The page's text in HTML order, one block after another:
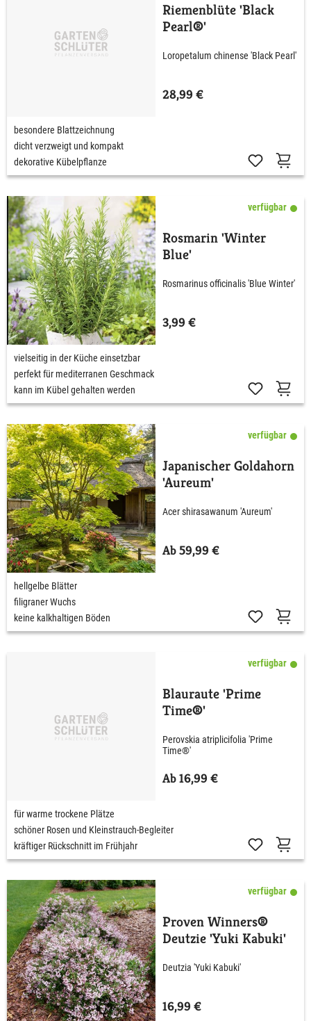
Riemenblüte 'Black
Pearl®'
Loropetalum chinense 'Black Pearl'
28,99 €
besondere Blattzeichnung
dicht verzweigt und kompakt
dekorative Kübelpflanze
verfügbar
Rosmarin 'Winter
Blue'
Rosmarinus officinalis 'Blue Winter'
3,99 €
vielseitig in der Küche einsetzbar
perfekt für mediterranen Geschmack
kann im Kübel gehalten werden
verfügbar
Japanischer Goldahorn
'Aureum'
Acer shirasawanum 'Aureum'
Ab 59,99 €
hellgelbe Blätter
filigraner Wuchs
keine kalkhaltigen Böden
verfügbar
Blauraute 'Prime
Time®'
Perovskia atriplicifolia 'Prime
Time®'
Ab 16,99 €
für warme trockene Plätze
schöner Rosen und Kleinstrauch-Begleiter
kräftiger Rückschnitt im Frühjahr
verfügbar
Proven Winners®
Deutzie 'Yuki Kabuki'
Deutzia 'Yuki Kabuki'
16,99 €